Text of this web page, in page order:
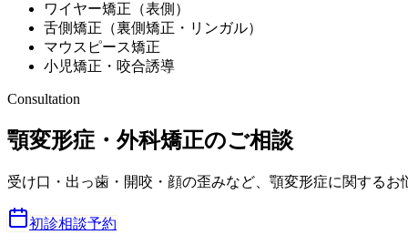
ワイヤー矯正（表側）
舌側矯正（裏側矯正・リンガル）
マウスピース矯正
小児矯正・咬合誘導
Consultation
顎変形症・外科矯正のご相談
受け口・出っ歯・開咬・顔の歪みなど、顎変形症に関するお
初診相談予約